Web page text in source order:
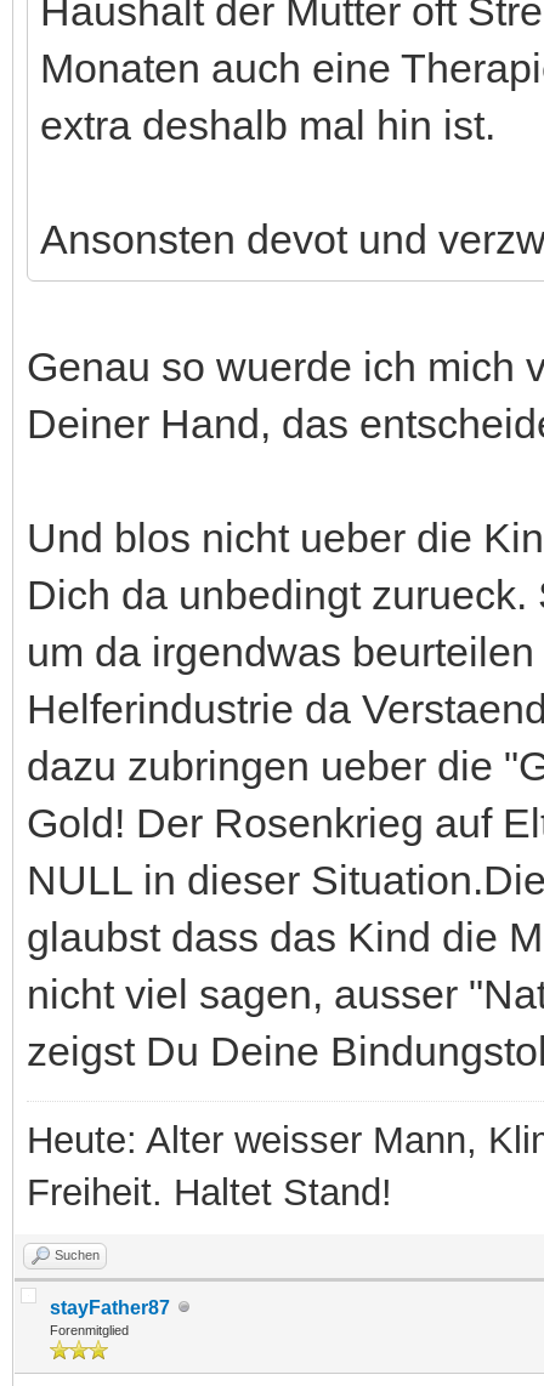
Haushalt der Mutter oft
Monaten auch eine
extra deshalb mal hin ist.
Ansonsten devot und
Genau so wuerde ich mich
Deiner Hand, das
Und blos nicht ueber die
Dich da unbedingt
um da irgendwas
Helferindustrie da
dazu zubringen ueber die
Gold! Der Rosenkrieg auf
NULL in dieser
glaubst dass das Kind die
nicht viel sagen, ausser
zeigst Du Deine
Heute: Alter weisser Mann,
Freiheit. Haltet Stand!
Suchen
stayFather87
Forenmitglied